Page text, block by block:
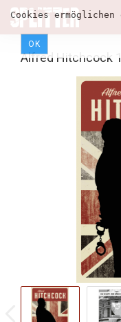
Cookies
OK
Alfred Hitchcock